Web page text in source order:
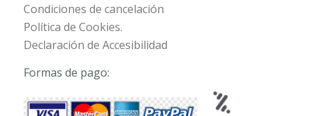
Condiciones de cancelación
Política de Cookies.
Declaración de Accesibilidad
Formas de pago: